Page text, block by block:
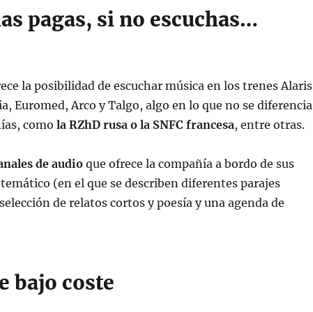
pagas, si no escuchas…
la posibilidad de escuchar música en los trenes
Euromed, Arco y Talgo, algo en lo que no se diferencia
como la RZhD rusa o la SNFC francesa, entre otras.
de audioque ofrece la compañía a bordo de sus
(en el que se describen diferentes parajes
de relatos cortos y poesía y una agenda de
bajo coste